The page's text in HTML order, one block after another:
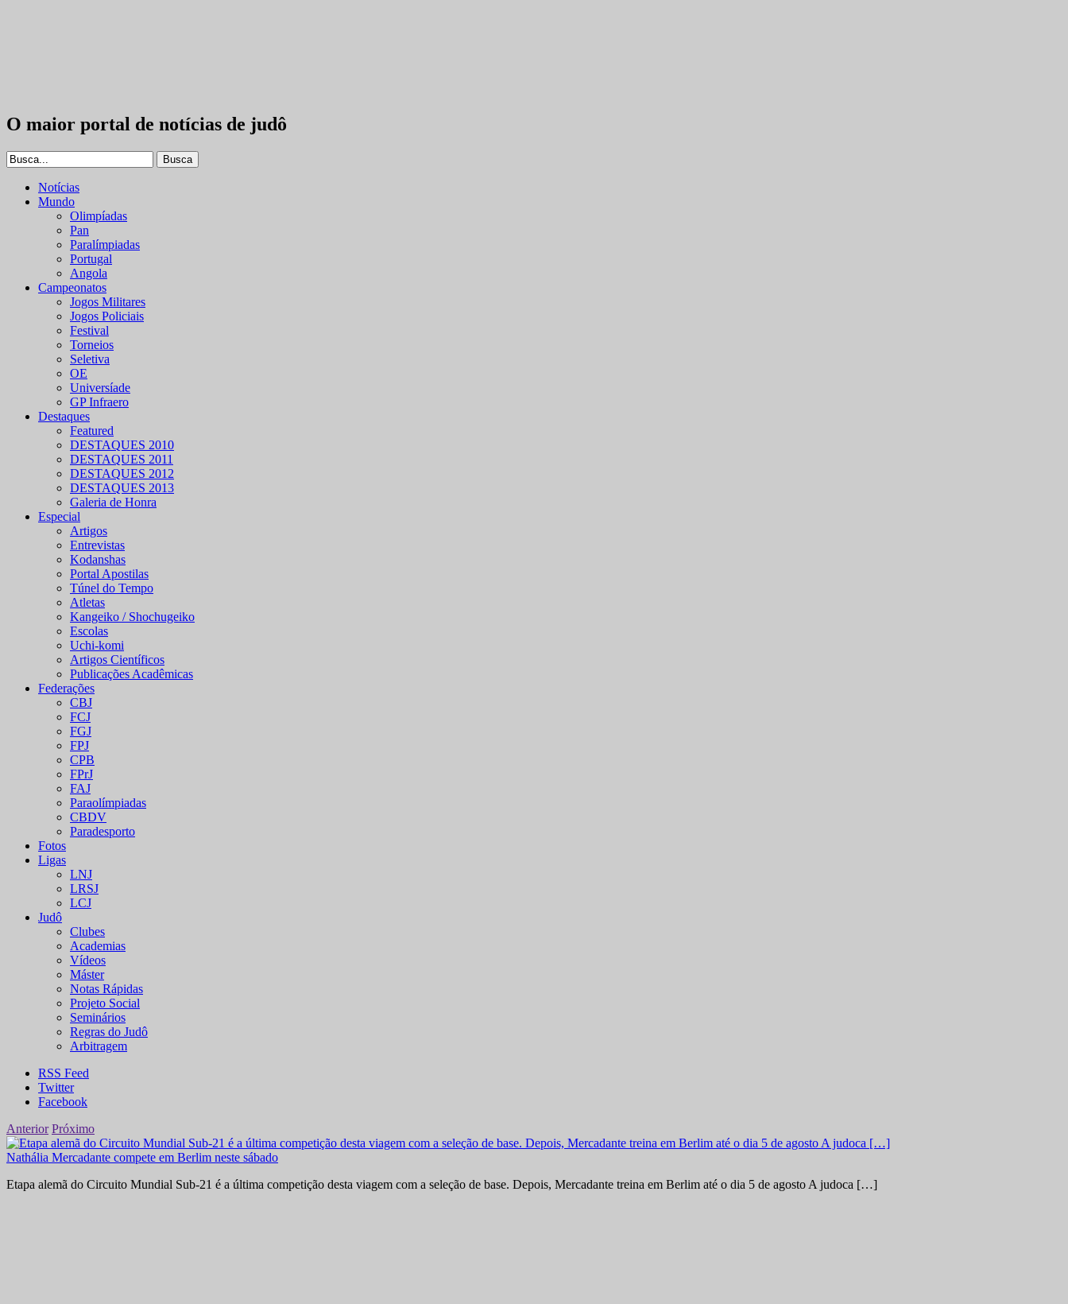
O maior portal de notícias de judô
Notícias
Mundo
Olimpíadas
Pan
Paralímpiadas
Portugal
Angola
Campeonatos
Jogos Militares
Jogos Policiais
Festival
Torneios
Seletiva
OE
Universíade
GP Infraero
Destaques
Featured
DESTAQUES 2010
DESTAQUES 2011
DESTAQUES 2012
DESTAQUES 2013
Galeria de Honra
Especial
Artigos
Entrevistas
Kodanshas
Portal Apostilas
Túnel do Tempo
Atletas
Kangeiko / Shochugeiko
Escolas
Uchi-komi
Artigos Científicos
Publicações Acadêmicas
Federações
CBJ
FCJ
FGJ
FPJ
CPB
FPrJ
FAJ
Paraolímpiadas
CBDV
Paradesporto
Fotos
Ligas
LNJ
LRSJ
LCJ
Judô
Clubes
Academias
Vídeos
Máster
Notas Rápidas
Projeto Social
Seminários
Regras do Judô
Arbitragem
RSS Feed
Twitter
Facebook
Anterior Próximo
Nathália Mercadante compete em Berlim neste sábado
Etapa alemã do Circuito Mundial Sub-21 é a última competição desta viagem com a seleção de base. Depois, Mercadante treina em Berlim até o dia 5 de agosto A judoca […]